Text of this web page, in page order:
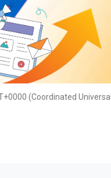
(Coordinated
關於我們